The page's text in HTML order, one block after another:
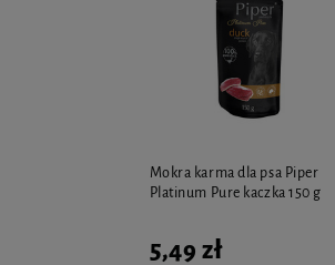
Mokra karma dla psa Piper
Platinum Pure kaczka 150 g
5,49 zł